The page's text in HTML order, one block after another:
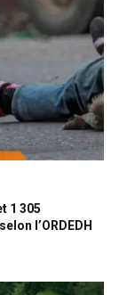
1 305
l’ORDEDH